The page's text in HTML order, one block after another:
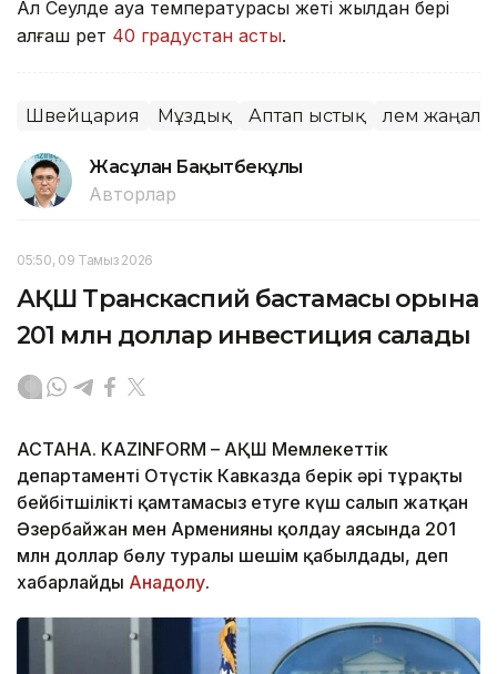
Ал Сеулде ауа температурасы жеті жылдан бері
алғаш рет 40 градустан асты.
Швейцария Мұздық Аптап ыстық Әлем
Жасұлан Бақытбекұлы
Авторлар
05:50, 09 Тамыз 2026
АҚШ Транскаспий бастамасы қорына
201 млн доллар инвестиция салады
АСТАНА. KAZINFORM – АҚШ Мемлекеттік
департаменті Оңтүстік Кавказда берік әрі тұрақты
бейбітшілікті қамтамасыз етуге күш салып жатқан
Әзербайжан мен Арменияны қолдау аясында 201
млн доллар бөлу туралы шешім қабылдады, деп
хабарлайды Анадолу.